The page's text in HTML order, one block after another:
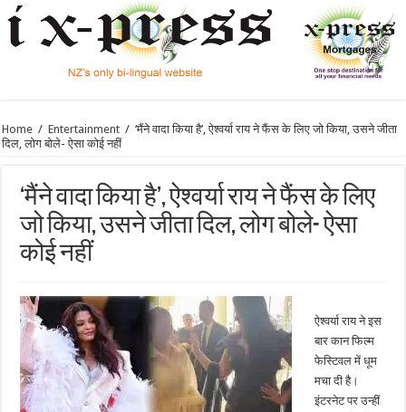
Home / Entertainment / ‘मैंने वादा किया है’, ऐश्वर्या राय ने फैंस के लिए जो किया, उसने जीता
दिल, लोग बोले- ऐसा कोई नहीं
‘मैंने वादा किया है’, ऐश्वर्या राय ने फैंस के लिए
जो किया, उसने जीता दिल, लोग बोले- ऐसा
कोई नहीं
ऐश्वर्या राय ने इस
बार कान फिल्म
फेस्टिवल में धूम
मचा दी है।
इंटरनेट पर उन्हीं